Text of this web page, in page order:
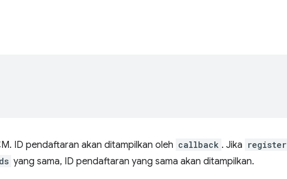
ID pendaftaran akan ditampilkan oleh callback . Jika register
yang sama, ID pendaftaran yang sama akan ditampilkan.